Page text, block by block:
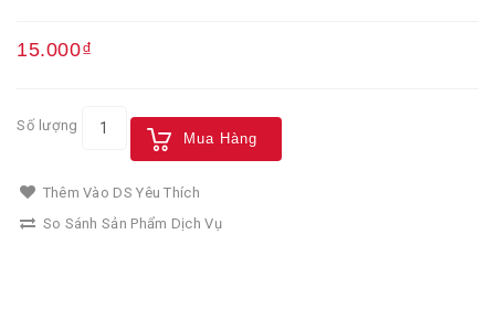
15.000₫
Số lượng
Mua Hàng
Thêm Vào DS Yêu Thích
So Sánh Sản Phẩm Dịch Vụ